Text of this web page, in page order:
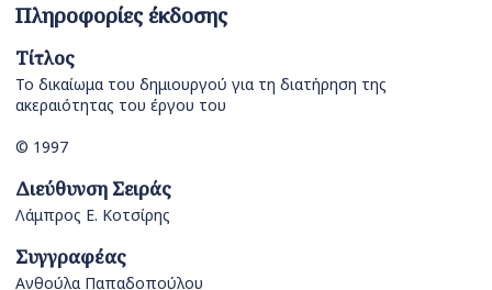
Πληροφορίες έκδοσης
Τίτλος
Το δικαίωμα του δημιουργού για τη διατήρηση της
ακεραιότητας του έργου του
© 1997
Διεύθυνση Σειράς
Λάμπρος Ε. Κοτσίρης
Συγγραφέας
Ανθούλα Παπαδοπούλου